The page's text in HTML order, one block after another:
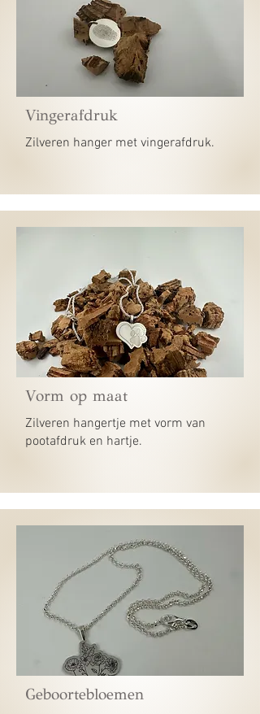
Vingerafdruk
Zilveren hanger met vingerafdruk.
Vorm op maat
Zilveren hangertje met vorm van
pootafdruk en hartje.
Geboortebloemen